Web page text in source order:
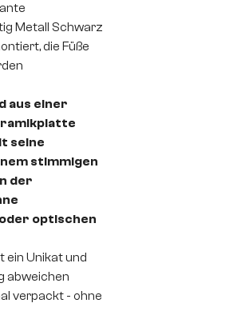
Metall Schwarz
die Füße
aus einer
seine
stimmigen
der
optischen
ein Unikat und
abweichen
verpackt - ohne